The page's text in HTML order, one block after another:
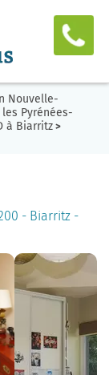
Nouvelle-
Pyrénées-
à Biarritz >
- Biarritz -